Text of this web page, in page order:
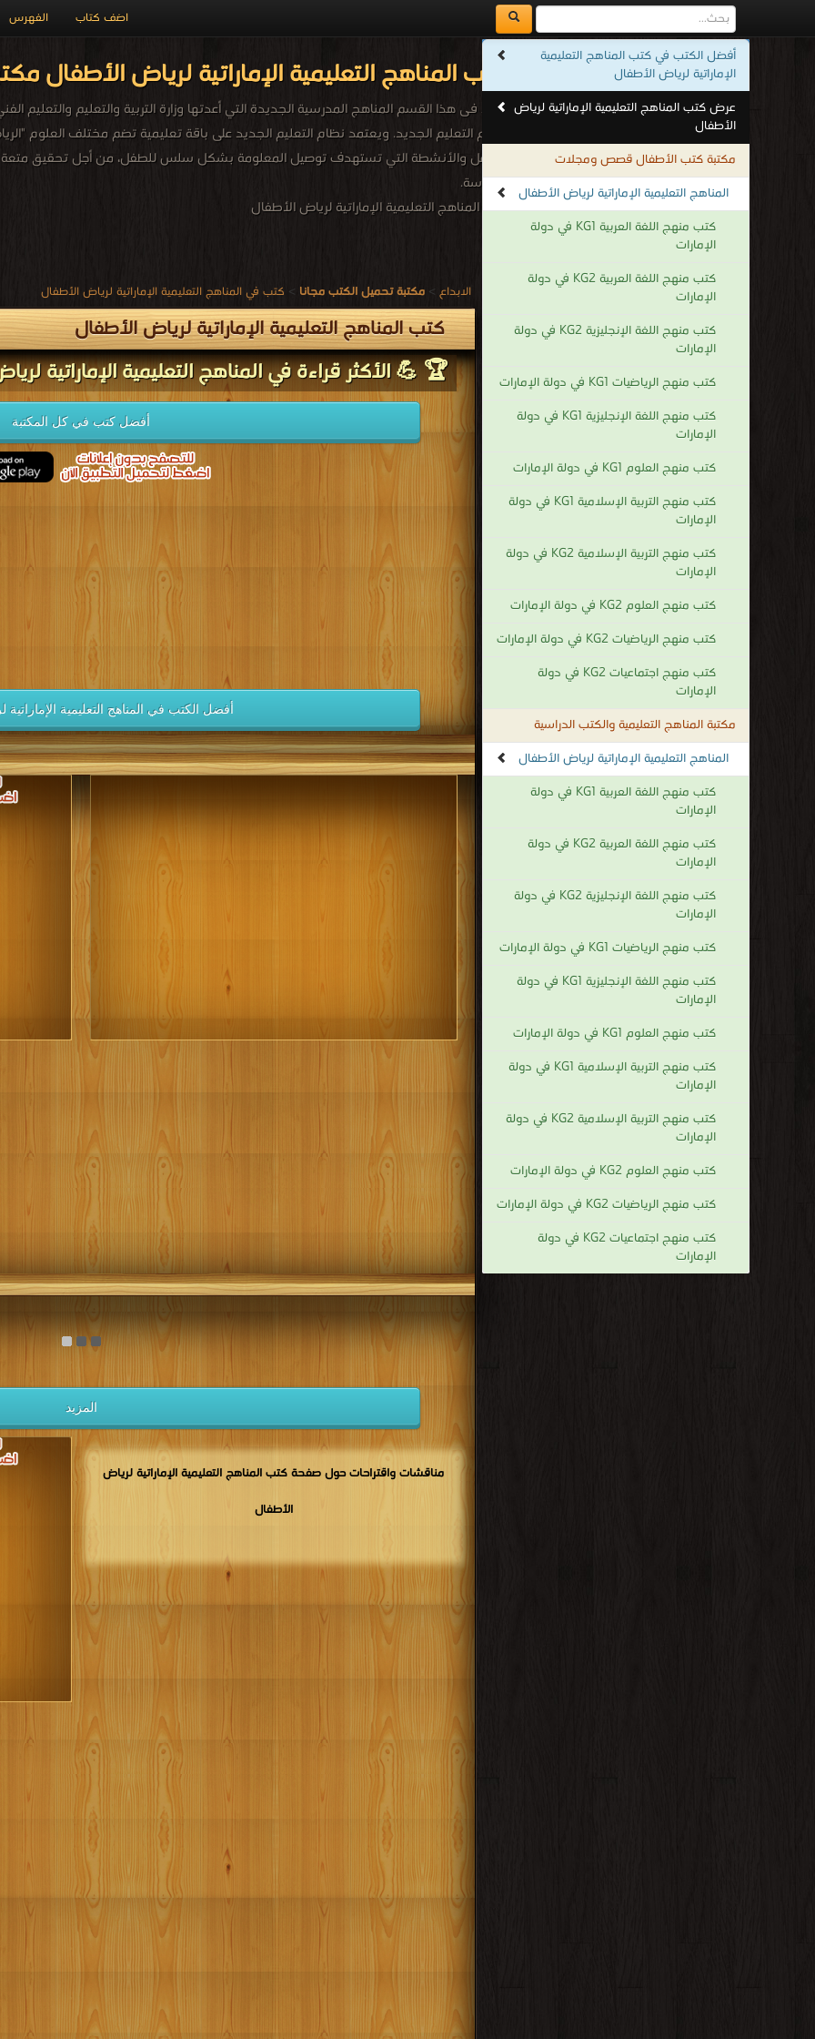
الفهرس اضف كتاب
كتب المناهج التعليمية الإماراتية لرياض الأطفال
لنظام التعليم الجديد. ويعتمد نظام التعليم الجديد على باقة تعليمية تضم مختلف العلوم
التفاعل والأنشطة التي تستهدف توصيل المعلومة بشكل سلس للطفل، من أجل تحقيق متعة
المدرسة.
كتب المناهج التعليمية الإماراتية لرياض الأطفال
أفضل الكتب في كتب المناهج التعليمية
الإماراتية لرياض الأطفال
عرض كتب المناهج التعليمية الإماراتية لرياض
الأطفال
مكتبة كتب الأطفال قصص ومجلات
المناهج التعليمية الإماراتية لرياض الأطفال
كتب منهج اللغة العربية KG1 في دولة
الإمارات
كتب منهج اللغة العربية KG2 في دولة
الإمارات
كتب منهج اللغة الإنجليزية KG2 في دولة
الإمارات
كتب منهج الرياضيات KG1 في دولة الإمارات
كتب منهج اللغة الإنجليزية KG1 في دولة
الإمارات
كتب منهج العلوم KG1 في دولة الإمارات
كتب منهج التربية الإسلامية KG1 في دولة
الإمارات
كتب منهج التربية الإسلامية KG2 في دولة
الإمارات
كتب منهج العلوم KG2 في دولة الإمارات
كتب منهج الرياضيات KG2 في دولة الإمارات
كتب منهج اجتماعيات KG2 في دولة
الإمارات
مكتبة المناهج التعليمية والكتب الدراسية
المناهج التعليمية الإماراتية لرياض الأطفال
كتب منهج اللغة العربية KG1 في دولة
الإمارات
كتب منهج اللغة العربية KG2 في دولة
الإمارات
كتب منهج اللغة الإنجليزية KG2 في دولة
الإمارات
كتب منهج الرياضيات KG1 في دولة الإمارات
كتب منهج اللغة الإنجليزية KG1 في دولة
الإمارات
كتب منهج العلوم KG1 في دولة الإمارات
كتب منهج التربية الإسلامية KG1 في دولة
الإمارات
كتب منهج التربية الإسلامية KG2 في دولة
الإمارات
كتب منهج العلوم KG2 في دولة الإمارات
كتب منهج الرياضيات KG2 في دولة الإمارات
كتب منهج اجتماعيات KG2 في دولة
الإمارات
الابداع > مكتبة تحميل الكتب مجانا > كتب في المناهج التعليمية الإماراتية لرياض الأطفال
كتب المناهج التعليمية الإماراتية لرياض الأطفال
🏆 💪 الأكثر قراءة في المناهج التعليمية الإماراتية
أفضل كتب في كل المكتبة
أفضل الكتب في المناهج التعليمية الإماراتية
المزيد
مناقشات واقتراحات حول صفحة كتب المناهج التعليمية الإماراتية لرياض
الأطفال